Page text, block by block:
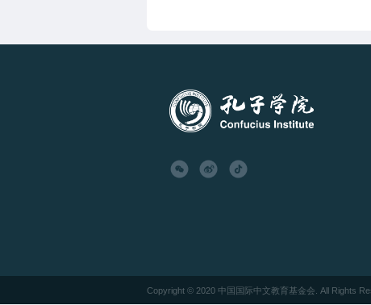
Copyright © 2020 中国国际中文教育基金会. All Rights